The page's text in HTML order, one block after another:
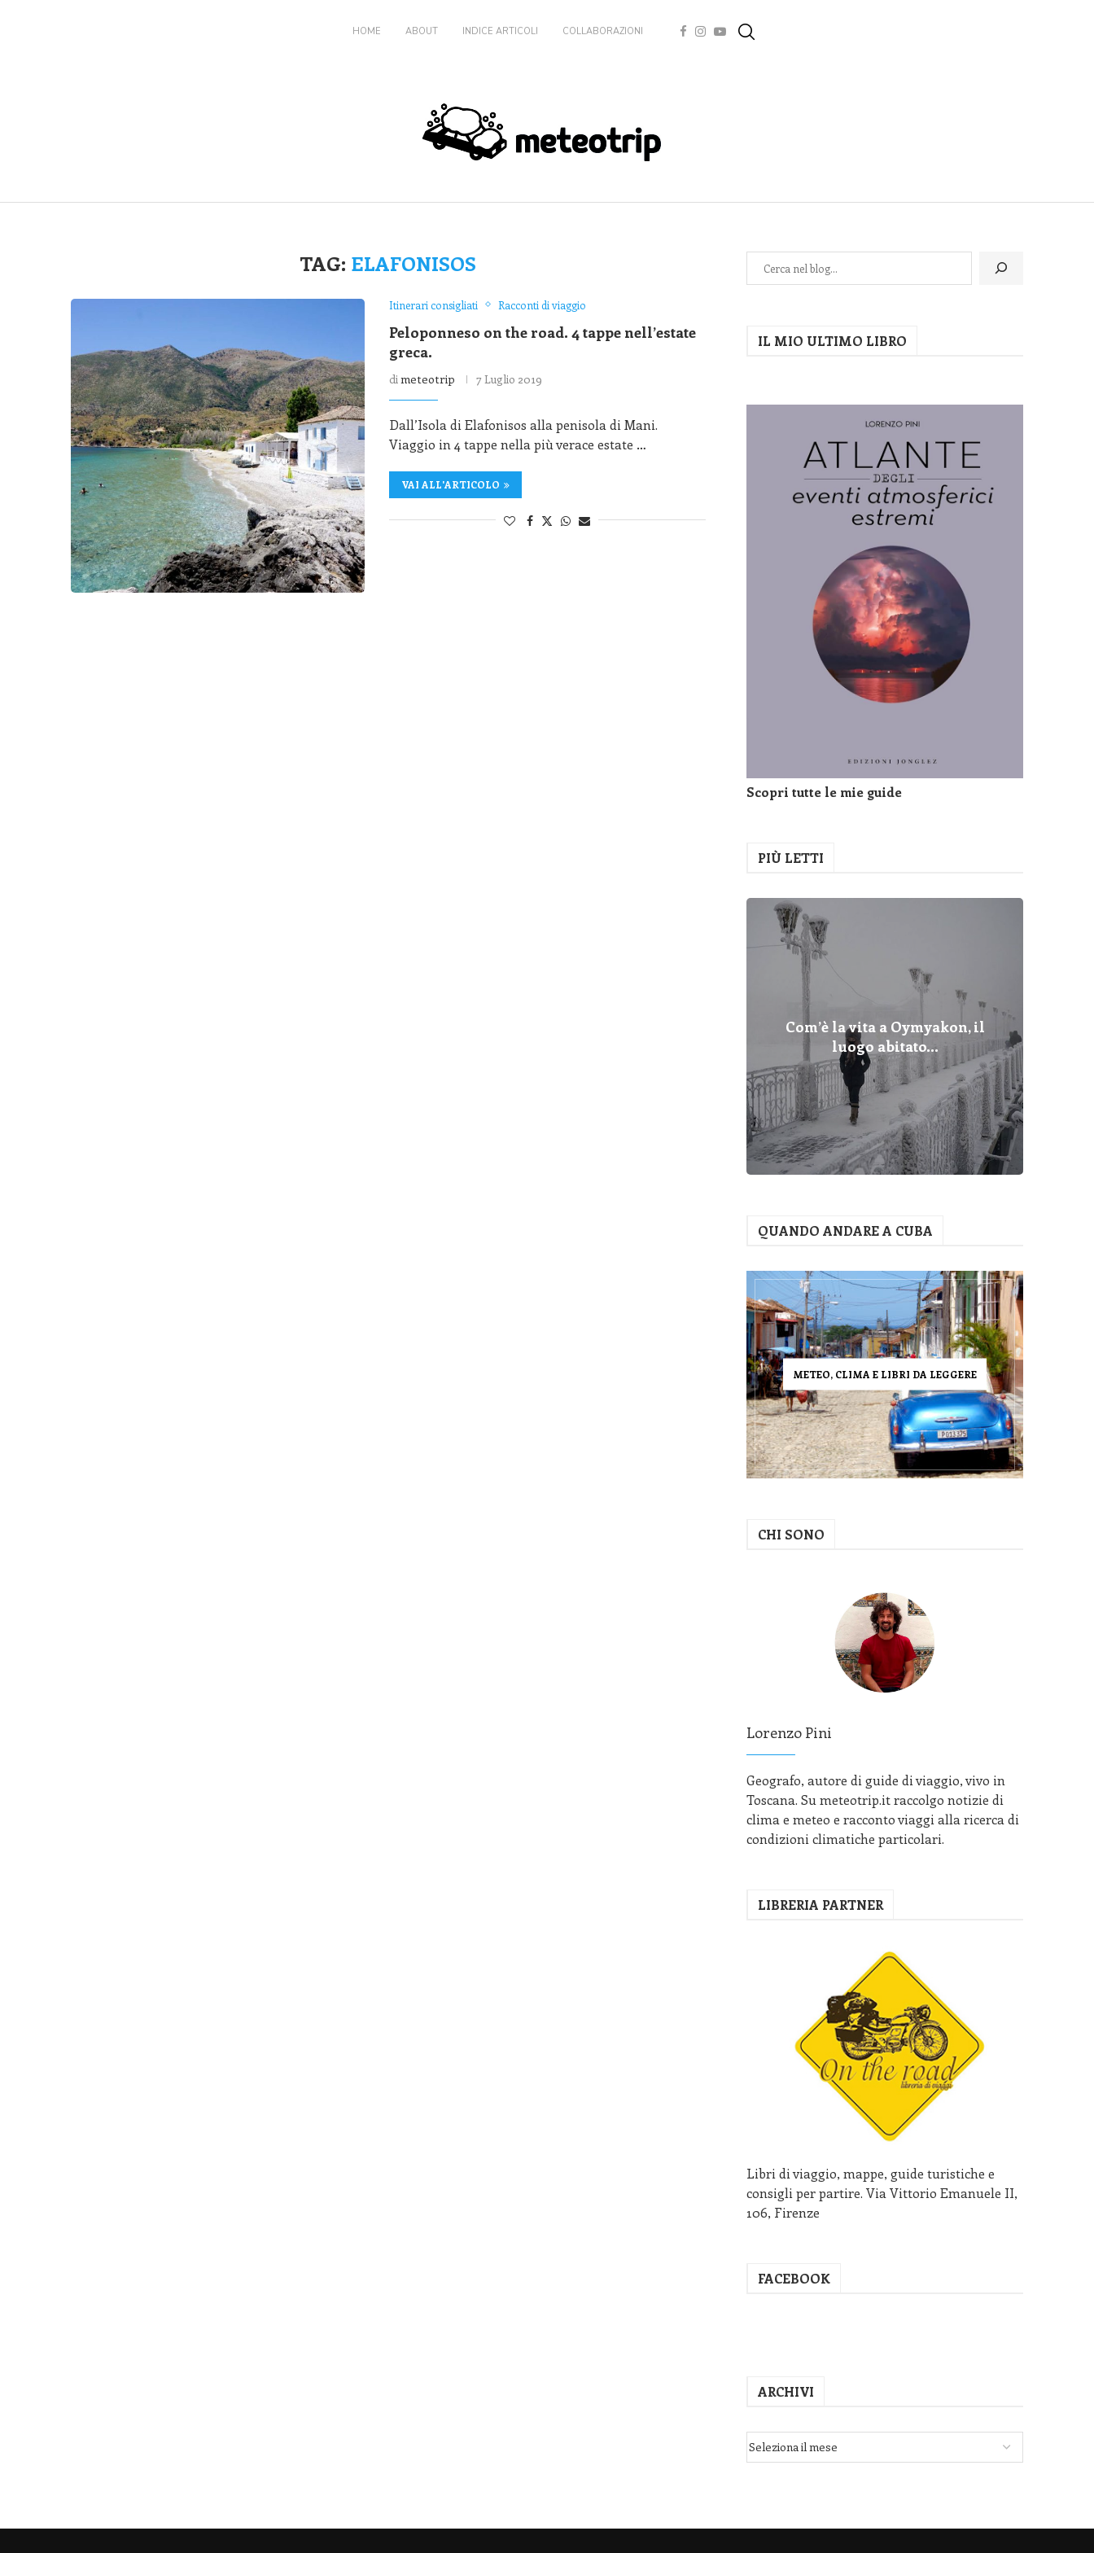
HOME ABOUT INDICE ARTICOLI COLLABORAZIONI
TAG: ELAFONISOS
Itinerari consigliati Racconti di viaggio
Peloponneso on the road. 4 tappe nell’estate
greca.
dimeteotrip 7 Luglio 2019
Dall’Isola di Elafonisos alla penisola di Mani.
Viaggio in 4 tappe nella più verace estate …
VAI ALL'ARTICOLO
IL MIO ULTIMO LIBRO
Scopri tutte le mie guide
PIÙ LETTI
Com’è la vita a Oymyakon, il
luogo abitato...
QUANDO ANDARE A CUBA
METEO, CLIMA E LIBRI DA LEGGERE
CHI SONO
Lorenzo Pini
Geografo, autore di guide di viaggio, vivo in
Toscana. Su meteotrip.it raccolgo notizie di
clima e meteo e racconto viaggi alla ricerca di
condizioni climatiche particolari.
LIBRERIA PARTNER
Libri di viaggio, mappe, guide turistiche e
consigli per partire. Via Vittorio Emanuele II,
106, Firenze
FACEBOOK
ARCHIVI